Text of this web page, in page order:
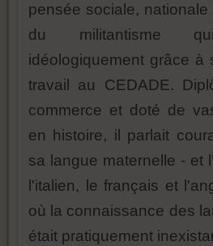
pensée sociale,
du militantisme
idéologiquement grâce
travail au CEDADE.
commerce et doté de
en histoire, il parlait
sa langue maternelle - et
l'italien, le français et
où la connaissance des
était pratiquement